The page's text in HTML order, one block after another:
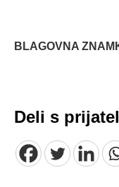
BLAGOVNA
Deli s